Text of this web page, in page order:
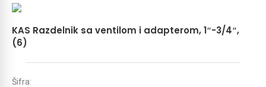
KAS Razdelnik sa ventilom i adapterom, 1″-3/4″,
(6)
Šifra: